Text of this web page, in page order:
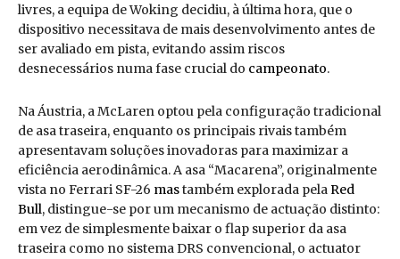
livres, a equipa de Woking decidiu, à última hora, que o
dispositivo necessitava de mais desenvolvimento antes de
ser avaliado em pista, evitando assim riscos
desnecessários numa fase crucial do campeonato.
Na Áustria, a McLaren optou pela configuração tradicional
de asa traseira, enquanto os principais rivais também
apresentavam soluções inovadoras para maximizar a
eficiência aerodinâmica. A asa “Macarena”, originalmente
vista no Ferrari SF-26 mastambém explorada pelaRed
Bull, distingue-se por um mecanismo de actuação distinto:
em vez de simplesmente baixar o flap superior da asa
traseira como no sistema DRS convencional, o actuator